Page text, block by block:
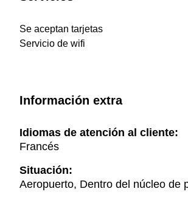
Se aceptan tarjetas
Servicio de wifi
Información extra
Idiomas de atención al cliente:
Francés
Situación:
Aeropuerto, Dentro del núcleo de